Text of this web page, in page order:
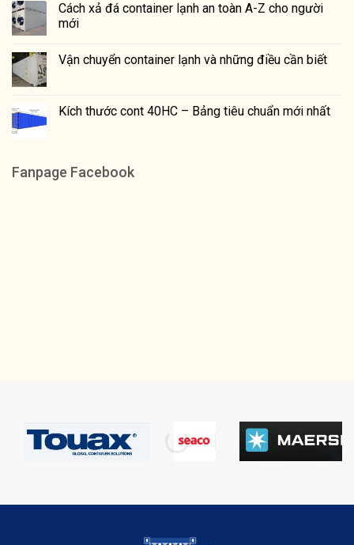
Cách xả đá container lạnh an toàn A-Z cho người
mới
Vận chuyển container lạnh và những điều cần biết
Kích thước cont 40HC – Bảng tiêu chuẩn mới nhất
Fanpage Facebook